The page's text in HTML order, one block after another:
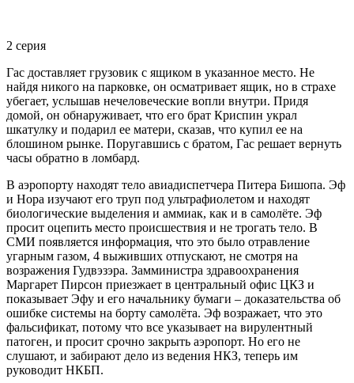
2 серия
Гас доставляет грузовик с ящиком в указанное место. Не
найдя никого на парковке, он осматривает ящик, но в страхе
убегает, услышав нечеловеческие вопли внутри. Придя
домой, он обнаруживает, что его брат Криспин украл
шкатулку и подарил ее матери, сказав, что купил ее на
блошином рынке. Поругавшись с братом, Гас решает вернуть
часы обратно в ломбард.
В аэропорту находят тело авиадиспетчера Питера Бишопа. Эф
и Нора изучают его труп под ультрафиолетом и находят
биологические выделения и аммиак, как и в самолёте. Эф
просит оцепить место происшествия и не трогать тело. В
СМИ появляется информация, что это было отравление
угарным газом, 4 выживших отпускают, не смотря на
возражения Гудвэзэра. Замминистра здравоохранения
Маргарет Пирсон приезжает в центральный офис ЦКЗ и
показывает Эфу и его начальнику бумаги – доказательства об
ошибке системы на борту самолёта. Эф возражает, что это
фальсификат, потому что все указывает на вирулентный
патоген, и просит срочно закрыть аэропорт. Но его не
слушают, и забирают дело из ведения НКЗ, теперь им
руководит НКБП.